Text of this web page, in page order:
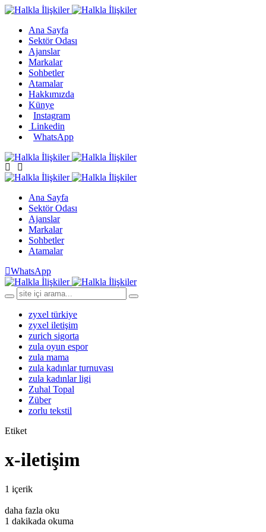
Ana Sayfa
Sektör Odası
Ajanslar
Markalar
Sohbetler
Atamalar
Hakkımızda
Künye
Instagram
Linkedin
WhatsApp
Ana Sayfa
Sektör Odası
Ajanslar
Markalar
Sohbetler
Atamalar
WhatsApp
zyxel türkiye
zyxel iletişim
zurich sigorta
zula oyun espor
zula mama
zula kadınlar turnuvası
zula kadınlar ligi
Zuhal Topal
Züber
zorlu tekstil
Etiket
x-iletişim
1 içerik
daha fazla oku
1 dakikada okuma